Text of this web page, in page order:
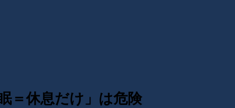
＝休息だけ」は危険